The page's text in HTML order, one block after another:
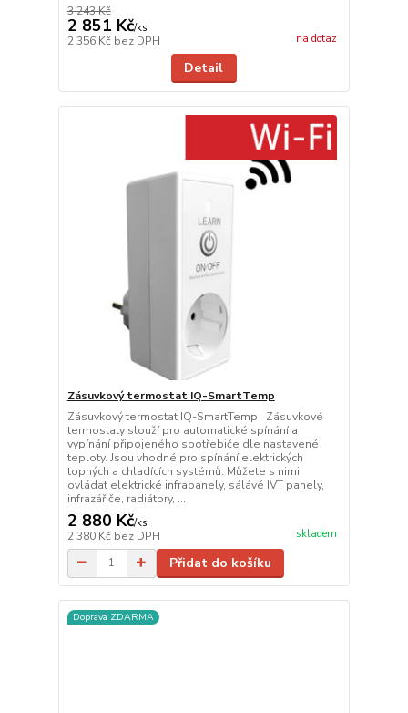
3 243 Kč
2 851 Kč/ks
2 356 Kč bez DPH na dotaz
Detail
Zásuvkový termostat IQ-SmartTemp
Zásuvkový termostat IQ-SmartTemp Zásuvkové
termostaty slouží pro automatické spínání a
vypínání připojeného spotřebiče dle nastavené
teploty. Jsou vhodné pro spínání elektrických
topných a chladících systémů. Můžete s nimi
ovládat elektrické infrapanely, sálávé IVT panely,
infrazářiče, radiátory, ...
2 880 Kč/ks
2 380 Kč bez DPH skladem
Přidat do košíku
Doprava ZDARMA